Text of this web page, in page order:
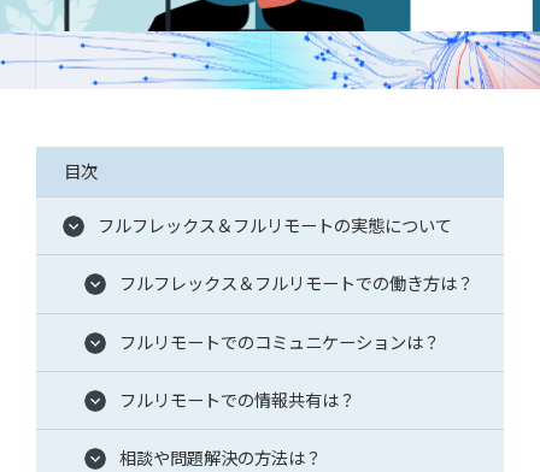
WingArc BASEとは
採用情報
情報配信登録
目次
フルフレックス＆フルリモートの実態について
フルフレックス＆フルリモートでの働き方は？
フルリモートでのコミュニケーションは？
フルリモートでの情報共有は？
相談や問題解決の方法は？